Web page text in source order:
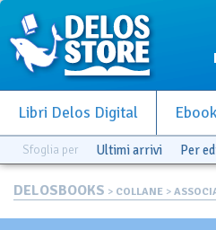
Libri Delos Digital Ebook
Sfoglia per Ultimi arrivi Per
DELOSBOOKS > COLLANE >